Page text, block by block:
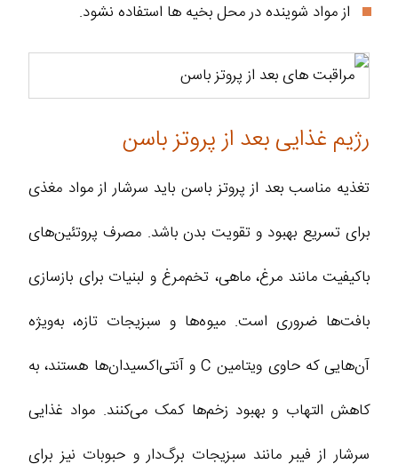
از مواد شوینده در محل بخیه ها استفاده نشود.
رژیم غذایی بعد از پروتز باسن
تغذیه مناسب بعد از پروتز باسن باید سرشار از مواد مغذی
برای تسریع بهبود و تقویت بدن باشد. مصرف پروتئین‌های
باکیفیت مانند مرغ، ماهی، تخم‌مرغ و لبنیات برای بازسازی
بافت‌ها ضروری است. میوه‌ها و سبزیجات تازه، به‌ویژه
آن‌هایی که حاوی ویتامین C و آنتی‌اکسیدان‌ها هستند، به
کاهش التهاب و بهبود زخم‌ها کمک می‌کنند. مواد غذایی
سرشار از فیبر مانند سبزیجات برگ‌دار و حبوبات نیز برای